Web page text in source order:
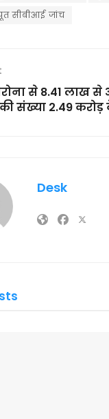
सीबीआई जांच
से 8.41 लाख
संख्या 2.49 करोड़
Desk